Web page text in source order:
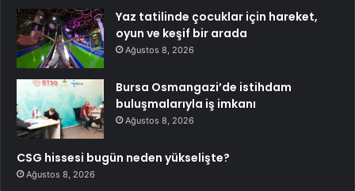
Yaz tatilinde çocuklar için hareket,
oyun ve keşif bir arada
Ağustos 8, 2026
Bursa Osmangazi’de istihdam
buluşmalarıyla iş imkanı
Ağustos 8, 2026
CSG hissesi bugün neden yükselişte?
Ağustos 8, 2026